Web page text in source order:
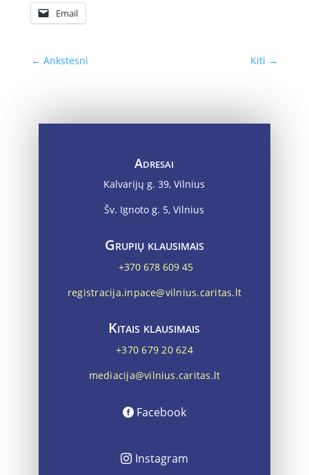
Email
← Ankstesni Kiti →
Adresai
Kalvarijų g. 39, Vilnius
Šv. Ignoto g. 5, Vilnius
Grupių klausimais
+370 678 609 45
registracija.inpace@vilnius.caritas.lt
Kitais klausimais
+370 679 20 624
mediacija@vilnius.caritas.lt
Facebook
Instagram